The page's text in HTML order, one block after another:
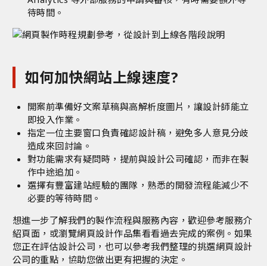
待時間。
如何加快網站上線速度?
開案前準備好文案草稿與高解析度圖片，讓設計師能立
即投入作業。
指定一位主要窗口負責確認設計稿，避免多人意見分歧
造成來回討論。
對功能需求有疑問時，提前與設計公司確認，而非在製
作中途追加。
選擇有豐富建站經驗的團隊，熟悉的開發流程能減少不
必要的等待時間。
想進一步了解我們的製作流程與服務內容，歡迎參考服務介
紹頁面 ，或瀏覽網頁設計作品集看看過去完成的案例。如果
您正在評估設計公司，也可以參考我們整理的挑選網頁設計
公司的重點 ，協助您做出更有把握的決定。